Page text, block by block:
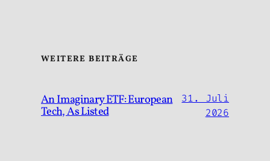
WEITERE BEITRÄGE
An Imaginary ETF: European
Tech, As Listed
31. Juli
2026